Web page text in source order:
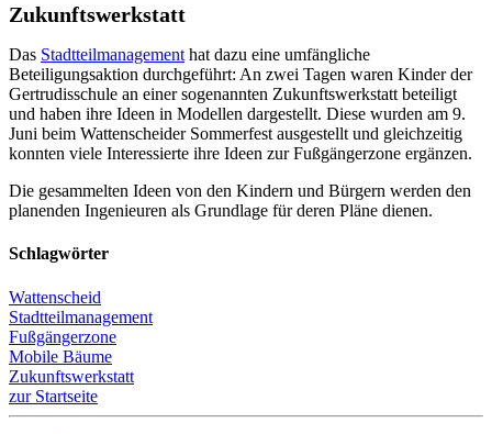
Zukunftswerkstatt
Das Stadtteilmanagement hat dazu eine umfängliche
Beteiligungsaktion durchgeführt: An zwei Tagen waren Kinder der
Gertrudisschule an einer sogenannten Zukunftswerkstatt beteiligt
und haben ihre Ideen in Modellen dargestellt. Diese wurden am 9.
Juni beim Wattenscheider Sommerfest ausgestellt und gleichzeitig
konnten viele Interessierte ihre Ideen zur Fußgängerzone ergänzen.
Die gesammelten Ideen von den Kindern und Bürgern werden den
planenden Ingenieuren als Grundlage für deren Pläne dienen.
Schlagwörter
Wattenscheid
Stadtteilmanagement
Fußgängerzone
Mobile Bäume
Zukunftswerkstatt
zur Startseite